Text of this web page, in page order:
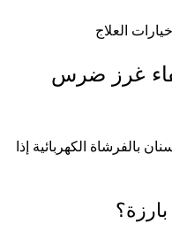
غرز ضرس
بالفرشاة الكهربائية إذا